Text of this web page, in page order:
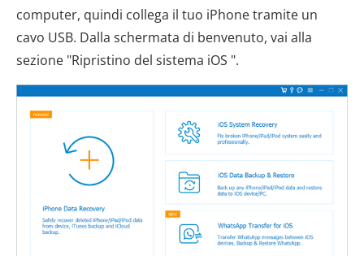
computer, quindi collega il tuo iPhone tramite un
cavo USB. Dalla schermata di benvenuto, vai alla
sezione "Ripristino del sistema iOS ".